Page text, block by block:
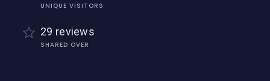
UNIQUE VISITORS
29 reviews
SHARED OVER